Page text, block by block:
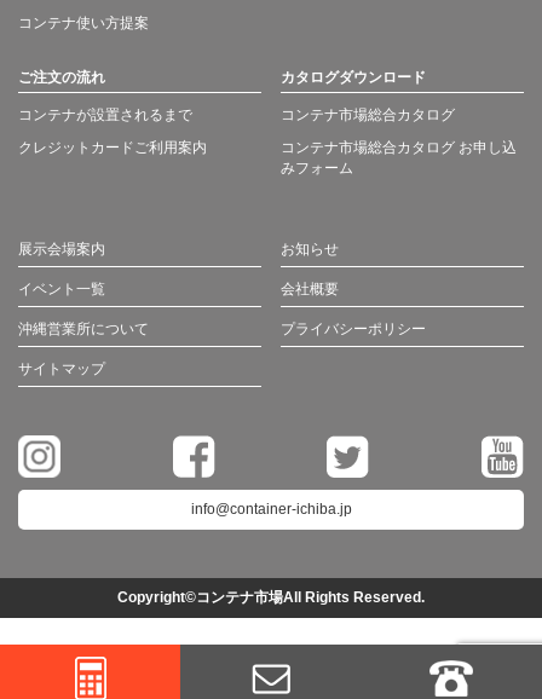
コンテナ使い方提案
ご注文の流れ
コンテナが設置されるまで
クレジットカードご利用案内
カタログダウンロード
コンテナ市場総合カタログ
コンテナ市場総合カタログ お申し込
みフォーム
展示会場案内 お知らせ
イベント一覧 会社概要
沖縄営業所について プライバシーポリシー
サイトマップ
info@container-ichiba.jp
Copyright©コンテナ市場All Rights Reserved.